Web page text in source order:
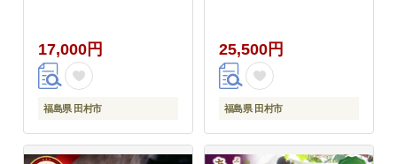
め 福島県 田村市 鈴木
農園 でんじろうさん
N046-003-R8
17,000円
福島県 田村市
田村市 山吉吉田商店
N085-002-R7
25,500円
福島県 田村市